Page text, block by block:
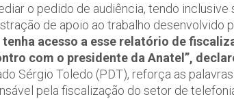
o pedido de audiência, tendo
de apoio ao trabalho desenvolvido
tenha acesso a esse relatório de
com o presidente da Anatel”,
Sérgio Toledo (PDT), reforça as
pela fiscalização do setor de